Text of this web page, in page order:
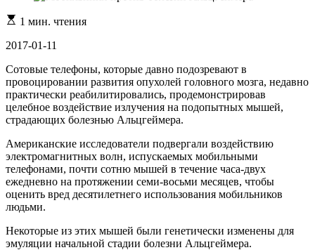
Расчетное
чтения
1 мин. чтения
2017-01-11
Сотовые телефоны, которые давно подозревают в
провоцировании развития опухолей головного мозга, недавно
практически реабилитировались, продемонстрировав
целебное воздействие излучения на подопытных мышей,
страдающих болезнью Альцгеймера.
Американские исследователи подвергали воздействию
электромагнитных волн, испускаемых мобильными
телефонами, почти сотню мышей в течение часа-двух
ежедневно на протяжении семи-восьми месяцев, чтобы
оценить вред десятилетнего использования мобильников
людьми.
Некоторые из этих мышей были генетически изменены для
эмуляции начальной стадии болезни Альцгеймера.